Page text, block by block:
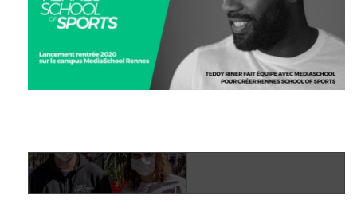
o
o
o
f